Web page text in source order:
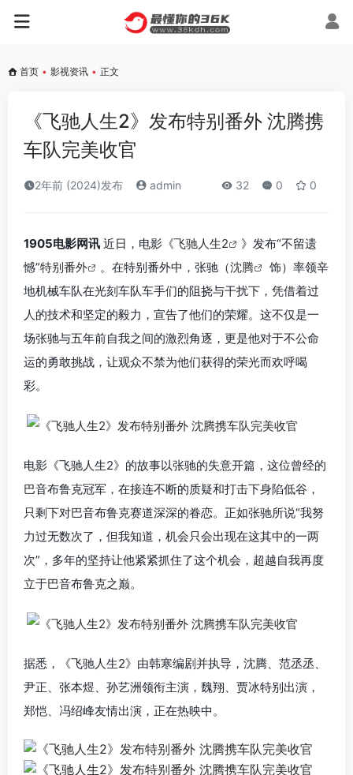
首页 • 影视资讯 • 正文
《飞驰人生2》发布特别番外 沈腾携
车队完美收官
2年前 (2024)发布 admin 32 0 0
1905电影网讯 近日，电影《飞驰人生2
》发布“不留遗
憾”特别番外 。在特别番外中，张驰（沈腾
饰）率领辛
地机械车队在光刻车队车手们的阻挠与干扰下，凭借着过
人的技术和坚定的毅力，宣告了他们的荣耀。这不仅是一
场张驰与五年前自我之间的激烈角逐，更是他对于不公命
运的勇敢挑战，让观众不禁为他们获得的荣光而欢呼喝
彩。
电影《飞驰人生2》的故事以张驰的失意开篇，这位曾经的
巴音布鲁克冠军，在接连不断的质疑和打击下身陷低谷，
只剩下对巴音布鲁克赛道深深的眷恋。正如张驰所说“我努
力过无数次了，但我知道，机会只会出现在这其中的一两
次”，多年的坚持让他紧紧抓住了这个机会，超越自我再度
立于巴音布鲁克之巅。
据悉，《飞驰人生2》由韩寒编剧并执导，沈腾、范丞丞、
尹正、张本煜、孙艺洲领衔主演，魏翔、贾冰特别出演，
郑恺、冯绍峰友情出演，正在热映中。